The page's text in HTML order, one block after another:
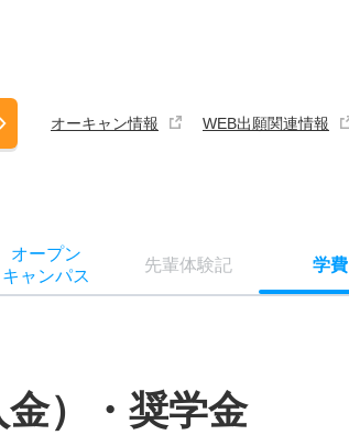
オーキャン情報 WEB出願関連情報
オープン
キャンパス
先輩体験記 学費
）・奨学金